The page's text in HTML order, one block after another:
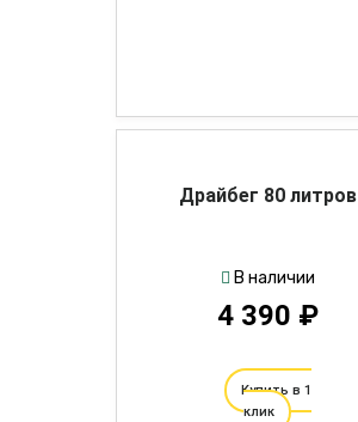
Драйбег 80 литров
В наличии
4 390 ₽
Купить в 1
клик